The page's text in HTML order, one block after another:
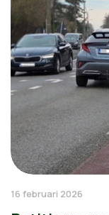
16 februari 2026